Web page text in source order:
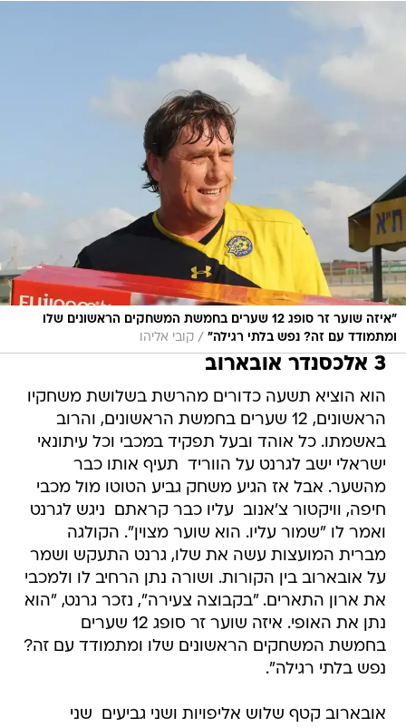
"איזה שוער זר סופג 12 שערים בחמשת המשחקים הראשונים שלו
ומתמודד עם זה? נפש בלתי רגילה" / קובי אליהו
3 אלכסנדר אובארוב
הוא הוציא תשעה כדורים מהרשת בשלושת משחקיו
הראשונים, 12 שערים בחמשת הראשונים, והרוב
באשמתו. כל אוהד ובעל תפקיד במכבי וכל עיתונאי
ישראלי ישב לגרנט על הווריד  תעיף אותו כבר
מהשער. אבל אז הגיע משחק גביע הטוטו מול מכבי
חיפה, וויקטור צ'אנוב  עליו כבר קראתם  ניגש לגרנט
ואמר לו "שמור עליו. הוא שוער מצוין". הקולגה
מברית המועצות עשה את שלו, גרנט התעקש ושמר
על אובארוב בין הקורות. ושורה נתן הרחיב לו ולמכבי
את ארון התארים. "בקבוצה צעירה", נזכר גרנט, "הוא
נתן את האופי. איזה שוער זר סופג 12 שערים
בחמשת המשחקים הראשונים שלו ומתמודד עם זה?
נפש בלתי רגילה".
אובארוב קטף שלוש אליפויות ושני גביעים  שני